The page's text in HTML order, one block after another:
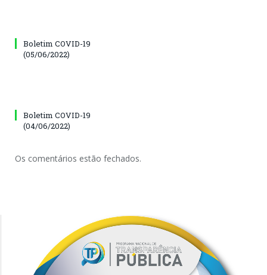
Boletim COVID-19
(05/06/2022)
Boletim COVID-19
(04/06/2022)
Os comentários estão fechados.